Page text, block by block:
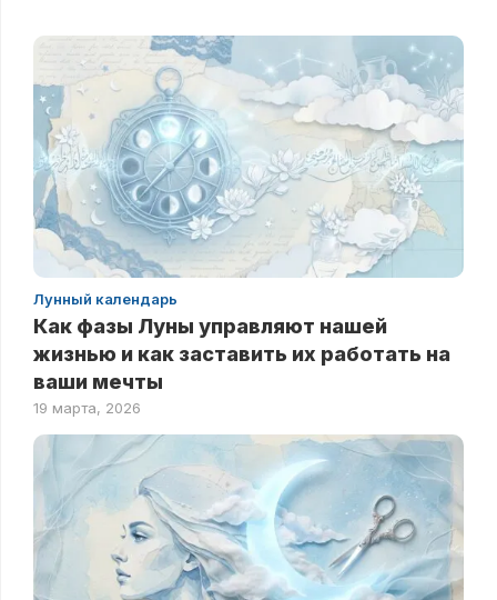
Лунный календарь
Как фазы Луны управляют нашей
жизнью и как заставить их работать на
ваши мечты
19 марта, 2026